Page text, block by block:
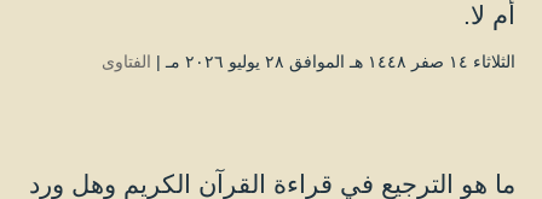
أم لا.
الثلاثاء ۱٤ صفر ۱٤٤۸ هـ الموافق ۲۸ يوليو ۲۰۲٦ مـ | الفتاوى
ما هو الترجيع في قراءة القرآن الكريم وهل ورد